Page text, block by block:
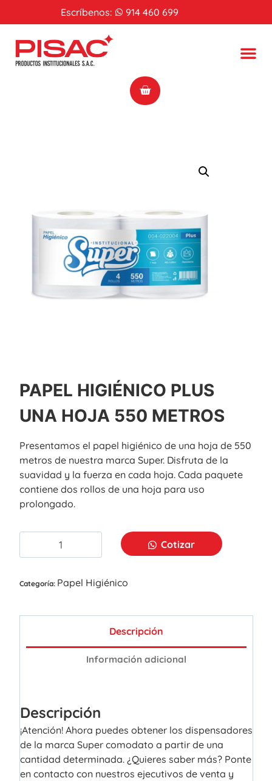
Escríbenos: 914 460 699
PAPEL HIGIÉNICO PLUS
UNA HOJA 550 METROS
Presentamos el papel higiénico de una hoja de 550
metros de nuestra marca Super. Disfruta de la
suavidad y la fuerza en cada hoja. Cada paquete
contiene dos rollos de una hoja para uso
prolongado.
Cotizar
Categoría: Papel Higiénico
Descripción
Información adicional
Descripción
¡Atención! Ahora puedes obtener los dispensadores
de la marca Super comodato a partir de una
cantidad determinada. ¿Quieres saber más? Ponte
en contacto con nuestros ejecutivos de venta y